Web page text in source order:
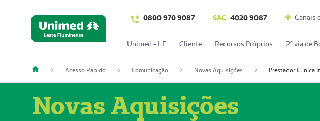
0800 970 9087 SAC 4020 9087 Canais
Unimed - LF Cliente Recursos Próprios 2º via de
Acesso Rápido Comunicação Novas Aquisições Prestador Clínica
Novas Aquisições